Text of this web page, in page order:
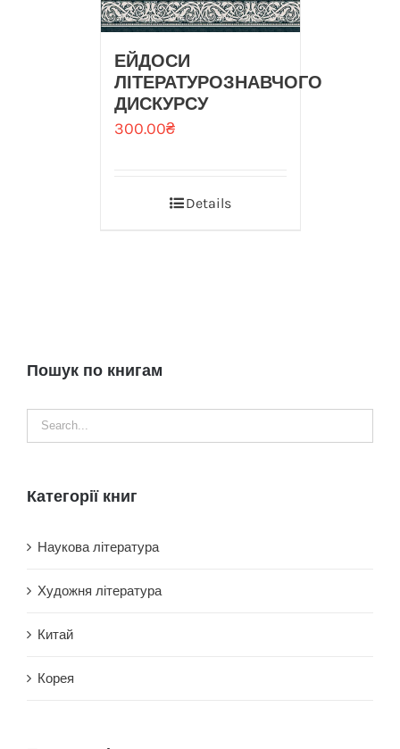
ЕЙДОСИ
ЛІТЕРАТУРОЗНАВЧОГО
ДИСКУРСУ
300.00₴
Details
Пошук по книгам
Категорії книг
Наукова література
Художня література
Китай
Корея